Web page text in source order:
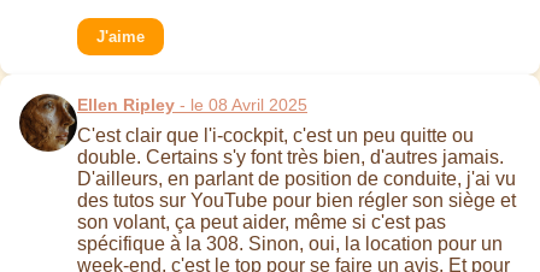
J'aime
Ellen Ripley - le 08 Avril 2025
C'est clair que l'i-cockpit, c'est un peu quitte ou
double. Certains s'y font très bien, d'autres jamais.
D'ailleurs, en parlant de position de conduite, j'ai vu
des tutos sur YouTube pour bien régler son siège et
son volant, ça peut aider, même si c'est pas
spécifique à la 308. Sinon, oui, la location pour un
week-end, c'est le top pour se faire un avis. Et pour